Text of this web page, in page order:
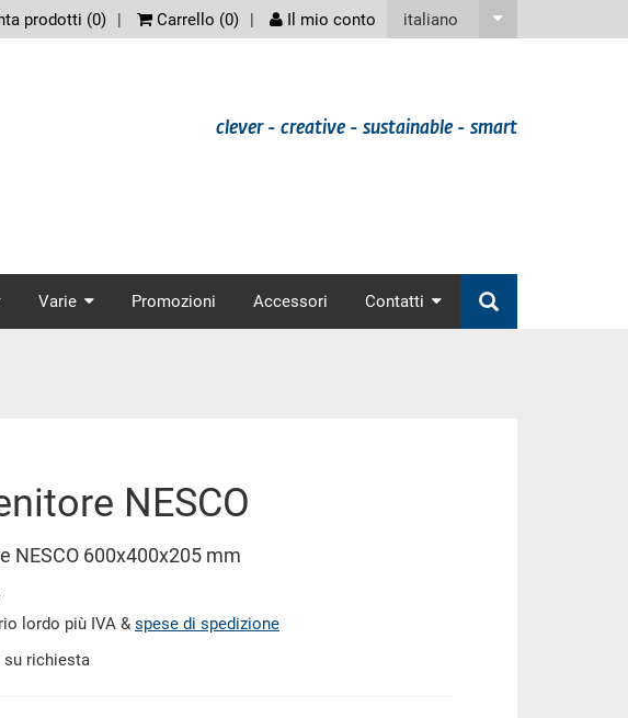
italiano
prodotti (0) Carrello (0) Il mio conto
clever - creative - sustainable - smart
Varie Promozioni Accessori Contatti
NESCO
NESCO 600x400x205 mm
lordo più IVA & spese di spedizione
su richiesta